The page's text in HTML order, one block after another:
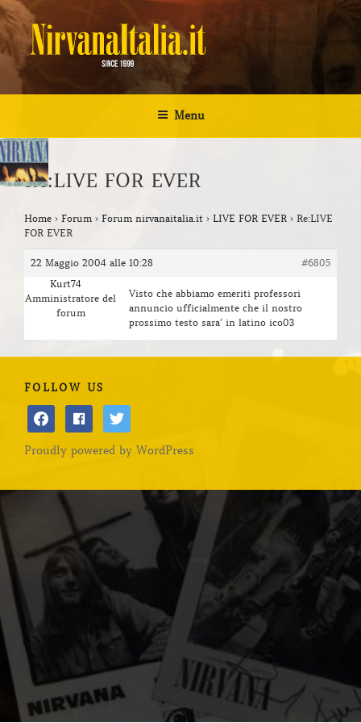
Salta
al
contenuto
NIRVANA ITALIA
Menu
Re:LIVE FOR EVER
Home › Forum › Forum nirvanaitalia.it › LIVE FOR EVER › Re:LIVE
FOR EVER
22 Maggio 2004 alle 10:28
#6805
Kurt74
Amministratore del
forum
Visto che abbiamo emeriti professori
annuncio ufficialmente che il nostro
prossimo testo sara’ in latino ico03
FOLLOW US
facebookfacebooktwitter
Proudly powered by WordPress